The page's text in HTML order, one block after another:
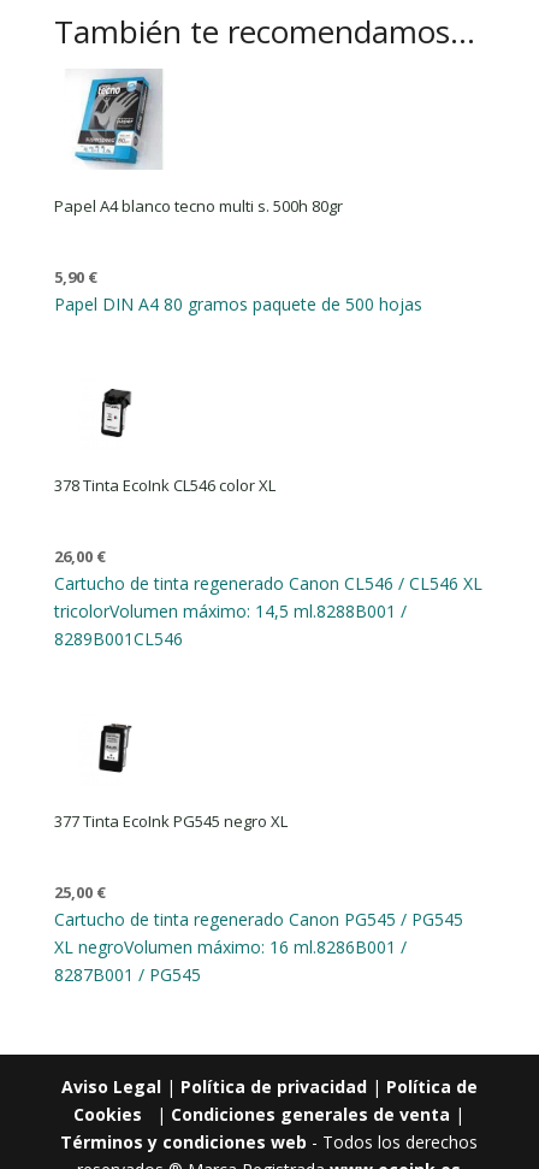
También te recomendamos…
Papel A4 blanco tecno multi s. 500h 80gr
5,90 €
Papel DIN A4 80 gramos paquete de 500 hojas
378 Tinta EcoInk CL546 color XL
26,00 €
Cartucho de tinta regenerado Canon CL546 / CL546 XL
tricolorVolumen máximo: 14,5 ml.8288B001 /
8289B001CL546
377 Tinta EcoInk PG545 negro XL
25,00 €
Cartucho de tinta regenerado Canon PG545 / PG545
XL negroVolumen máximo: 16 ml.8286B001 /
8287B001 / PG545
Aviso Legal| Política de privacidad| Política de
Cookies | Condiciones generales de venta |
Términos y condiciones web - Todos los derechos